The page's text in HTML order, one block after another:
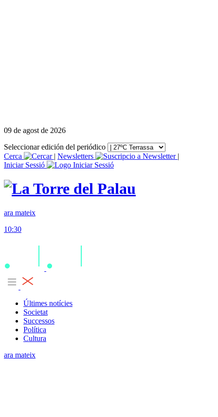
09 de agost de 2026
Seleccionar edición del periódico
Cerca
| Newsletters
|
Iniciar Sessió
ara mateix
10:30
Últimes notícies
Societat
Successos
Política
Cultura
ara mateix